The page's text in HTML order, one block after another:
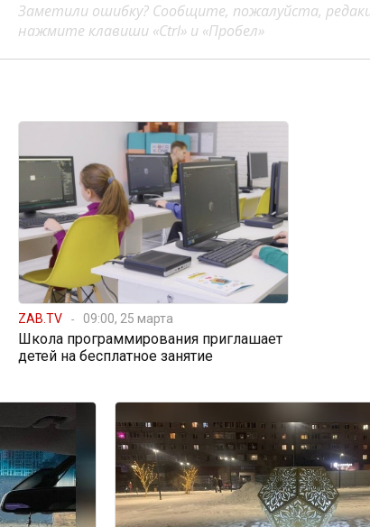
Заметили ошибку? Сообщите, пожалуйста,
нажмите клавиши «Ctrl» и «Пробел»
ZAB.TV 09:00, 25 марта
Школа программирования приглашает
детей на бесплатное занятие